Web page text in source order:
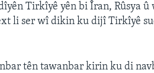
Tirkîyê yên bi Îran, Rûsya û
li ser wî dikin ku dijî Tirkîyê
tên tawanbar kirin ku di